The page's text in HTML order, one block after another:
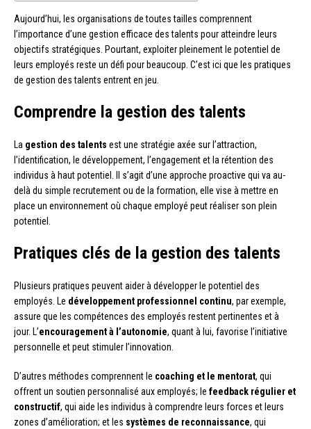
Aujourd’hui, les organisations de toutes tailles comprennent
l’importance d’une gestion efficace des talents pour atteindre leurs
objectifs stratégiques. Pourtant, exploiter pleinement le potentiel de
leurs employés reste un défi pour beaucoup. C’est ici que les pratiques
de gestion des talents entrent en jeu.
Comprendre la gestion des talents
La gestion des talents est une stratégie axée sur l’attraction,
l’identification, le développement, l’engagement et la rétention des
individus à haut potentiel. Il s’agit d’une approche proactive qui va au-
delà du simple recrutement ou de la formation, elle vise à mettre en
place un environnement où chaque employé peut réaliser son plein
potentiel.
Pratiques clés de la gestion des talents
Plusieurs pratiques peuvent aider à développer le potentiel des
employés. Le développement professionnel continu, par exemple,
assure que les compétences des employés restent pertinentes et à
jour. L’encouragement à l’autonomie, quant à lui, favorise l’initiative
personnelle et peut stimuler l’innovation.
D’autres méthodes comprennent le coaching et le mentorat, qui
offrent un soutien personnalisé aux employés; le feedback régulier et
constructif, qui aide les individus à comprendre leurs forces et leurs
zones d’amélioration; et les systèmes de reconnaissance, qui